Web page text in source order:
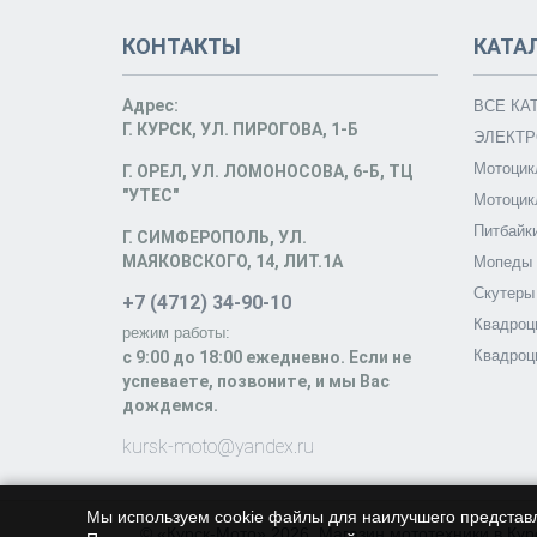
КОНТАКТЫ
Адрес:
Г. КУРСК, УЛ. ПИРОГОВА, 1-Б
Г. ОРЕЛ, УЛ. ЛОМОНОСОВА, 6-Б, ТЦ
"УТЕС"
Г. СИМФЕРОПОЛЬ, УЛ.
МАЯКОВСКОГО, 14, ЛИТ.1А
+7 (4712) 34-90-10
режим работы:
c 9:00 до 18:00 ежедневно. Если не
успеваете, позвоните, и мы Вас
дождемся.
kursk-moto@yandex.ru
ВСЕ
Мопеды
Скутеры
© «Курск-Мото» 2026. Магазин мототехники в
Мы используем cookie файлы для наилучшего